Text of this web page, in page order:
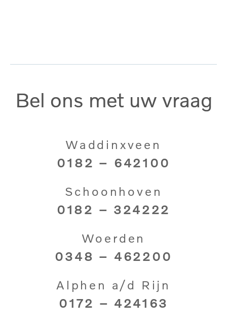
Bel ons met uw vraag
Waddinxveen
0182 – 642100
Schoonhoven
0182 – 324222
Woerden
0348 – 462200
Alphen a/d Rijn
0172 – 424163